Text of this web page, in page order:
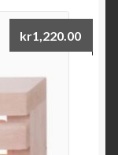
kr1,220.00